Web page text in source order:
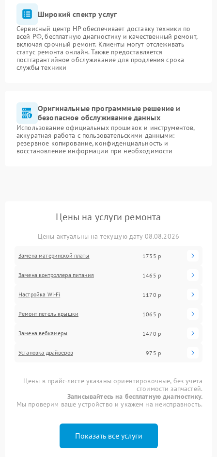
Широкий спектр услуг
Сервисный центр HP обеспечивает доставку техники по
всей РФ, бесплатную диагностику и качественный ремонт,
включая срочный ремонт. Клиенты могут отслеживать
статус ремонта онлайн. Также предоставляется
постгарантийное обслуживание для продления срока
службы техники
Оригинальные программные решение и
безопасное обслуживание данных
Использование официальных прошивок и инструментов,
аккуратная работа с пользовательскими данными:
резервное копирование, конфиденциальность и
восстановление информации при необходимости
Цены на услуги ремонта
Цены актуальны на текущую дату 08.08.2026
Замена материнской платы 1735 р
Замена контроллера питания 1465 р
Настройка Wi-Fi 1170 р
Ремонт петель крышки 1065 р
Замена вебкамеры 1470 р
Установка драйверов 975 р
Цены в прайс-листе указаны ориентировочные, без учета
стоимости запчастей.
Записывайтесь на бесплатную диагностику.
Мы проверим ваше устройство и укажем на неисправность.
Показать все услуги